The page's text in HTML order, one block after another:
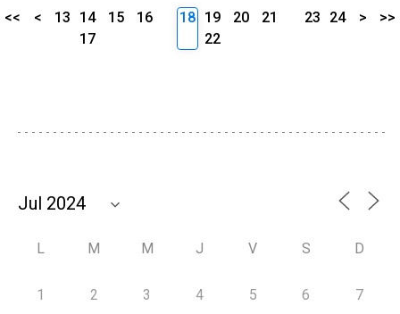
<< < 13 14 15
16
17
18 19 20
21
22
23 24 > >>
L M M J V S D
1 2 3 4 5 6 7